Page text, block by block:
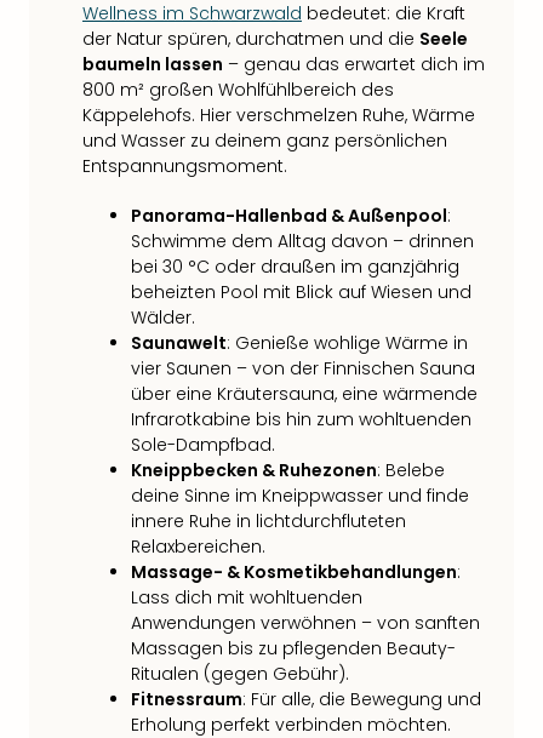
Wellness im Schwarzwald bedeutet: die Kraft
der Natur spüren, durchatmen und die Seele
baumeln lassen – genau das erwartet dich im
800 m² großen Wohlfühlbereich des
Käppelehofs. Hier verschmelzen Ruhe, Wärme
und Wasser zu deinem ganz persönlichen
Entspannungsmoment.
Panorama-Hallenbad & Außenpool:
Schwimme dem Alltag davon – drinnen
bei 30 °C oder draußen im ganzjährig
beheizten Pool mit Blick auf Wiesen und
Wälder.
Saunawelt: Genieße wohlige Wärme in
vier Saunen – von der Finnischen Sauna
über eine Kräutersauna, eine wärmende
Infrarotkabine bis hin zum wohltuenden
Sole-Dampfbad.
Kneippbecken & Ruhezonen: Belebe
deine Sinne im Kneippwasser und finde
innere Ruhe in lichtdurchfluteten
Relaxbereichen.
Massage- & Kosmetikbehandlungen:
Lass dich mit wohltuenden
Anwendungen verwöhnen – von sanften
Massagen bis zu pflegenden Beauty-
Ritualen (gegen Gebühr).
Fitnessraum: Für alle, die Bewegung und
Erholung perfekt verbinden möchten.